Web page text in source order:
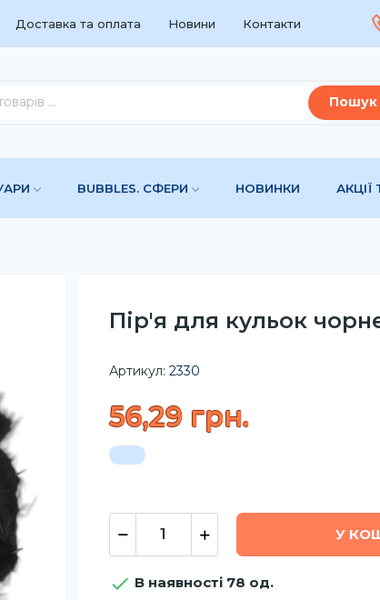
Доставка та оплата Новини Контакти
Пошук
BUBBLES. СФЕРИ НОВИНКИ
Пір'я для кульок
Артикул: 2330
56,29 грн.
У
 В наявності 78 од.